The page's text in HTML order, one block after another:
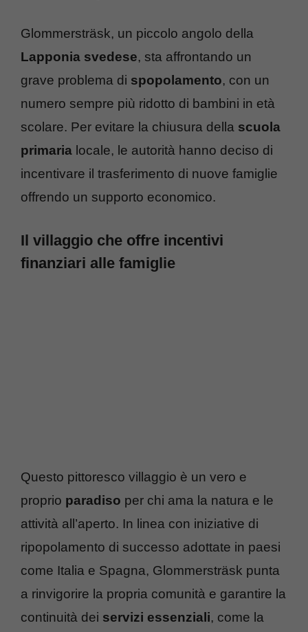
Glommersträsk, un piccolo angolo della
Lapponia svedese, sta affrontando un
grave problema di spopolamento, con un
numero sempre più ridotto di bambini in età
scolare. Per evitare la chiusura della scuola
primaria locale, le autorità hanno deciso di
incentivare il trasferimento di nuove famiglie
offrendo un supporto economico.
Il villaggio che offre incentivi
finanziari alle famiglie
Questo pittoresco villaggio è un vero e
proprio paradiso per chi ama la natura e le
attività all’aperto. In linea con iniziative di
ripopolamento di successo adottate in paesi
come Italia e Spagna, Glommersträsk punta
a rinvigorire la propria comunità e garantire la
continuità dei servizi essenziali, come la